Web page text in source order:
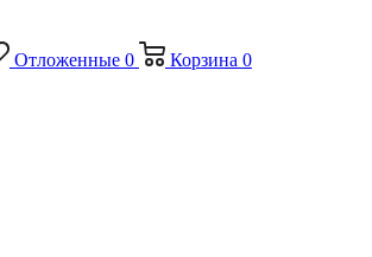
Отложенные 0 Корзина 0